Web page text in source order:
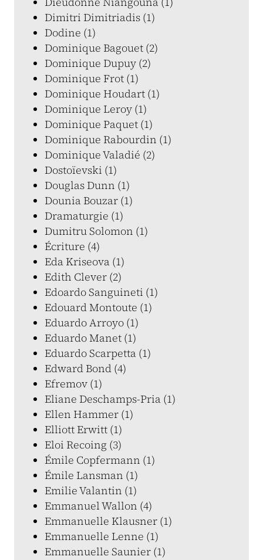
Dimitri Dimitriadis (1)
Dodine (1)
Dominique Bagouet (2)
Dominique Dupuy (2)
Dominique Frot (1)
Dominique Houdart (1)
Dominique Leroy (1)
Dominique Paquet (1)
Dominique Rabourdin (1)
Dominique Valadié (2)
Dostoïevski (1)
Douglas Dunn (1)
Dounia Bouzar (1)
Dramaturgie (1)
Dumitru Solomon (1)
Écriture (4)
Eda Kriseova (1)
Edith Clever (2)
Edoardo Sanguineti (1)
Edouard Montoute (1)
Eduardo Arroyo (1)
Eduardo Manet (1)
Eduardo Scarpetta (1)
Edward Bond (4)
Efremov (1)
Eliane Deschamps-Pria (1)
Ellen Hammer (1)
Elliott Erwitt (1)
Eloi Recoing (3)
Émile Copfermann (1)
Émile Lansman (1)
Emilie Valantin (1)
Emmanuel Wallon (4)
Emmanuelle Klausner (1)
Emmanuelle Lenne (1)
Emmanuelle Saunier (1)